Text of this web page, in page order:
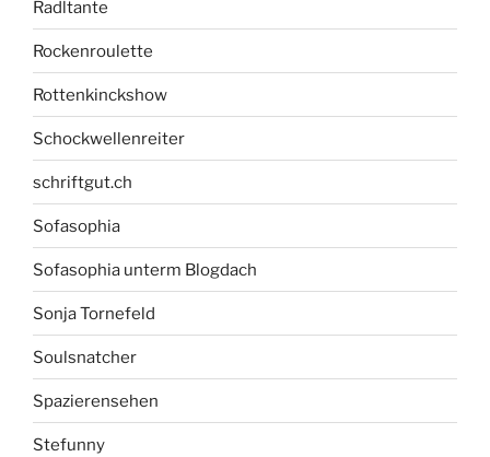
Radltante
Rockenroulette
Rottenkinckshow
Schockwellenreiter
schriftgut.ch
Sofasophia
Sofasophia unterm Blogdach
Sonja Tornefeld
Soulsnatcher
Spazierensehen
Stefunny